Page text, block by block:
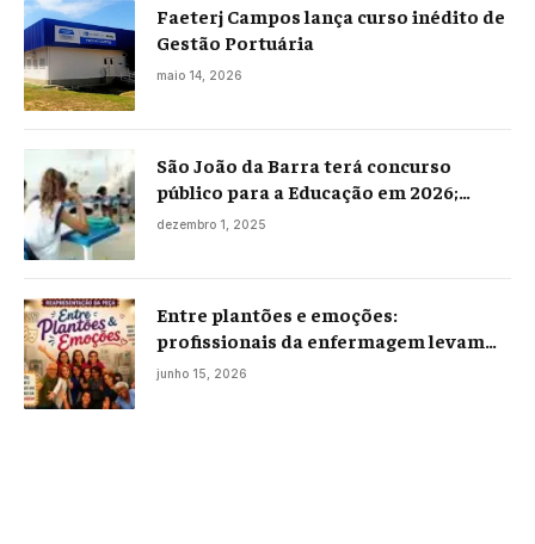
Faeterj Campos lança curso inédito de
Gestão Portuária
maio 14, 2026
São João da Barra terá concurso
público para a Educação em 2026;
projeto já está na Câmara
dezembro 1, 2025
Entre plantões e emoções:
profissionais da enfermagem levam
histórias reais ao palco em Campos
junho 15, 2026